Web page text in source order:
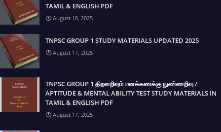
TAMIL & ENGLISH PDF
August 18, 2025
TNPSC GROUP 1 STUDY MATERIALS UPDATED 2025
August 17, 2025
TNPSC GROUP 1 திறனறிவும் மனக்கணக்கு நுண்ணறிவு /
APTITUDE & MENTAL ABILITY TEST STUDY MATERIALS IN
TAMIL & ENGLISH PDF
August 17, 2025